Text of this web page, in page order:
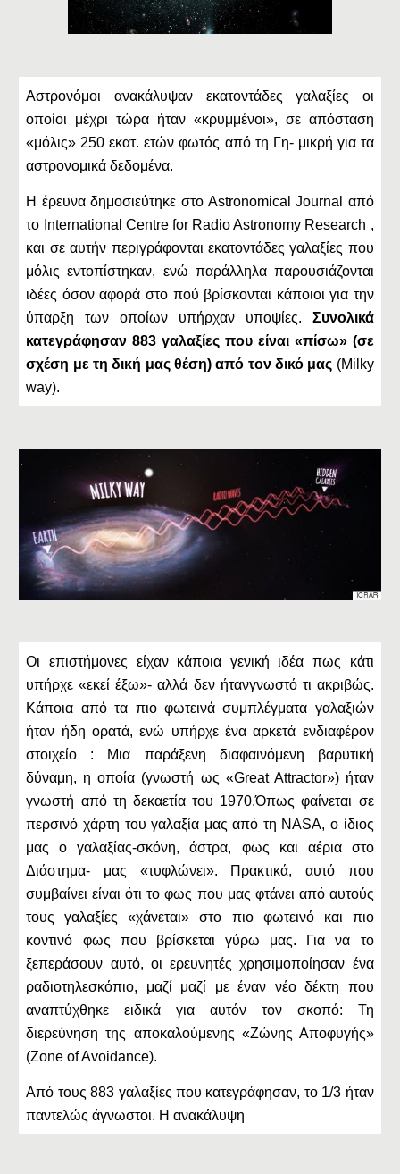
Αστρονόμοι ανακάλυψαν εκατοντάδες γαλαξίες οι
οποίοι μέχρι τώρα ήταν «κρυμμένοι», σε απόσταση
«μόλις» 250 εκατ. ετών φωτός από τη Γη- μικρή για τα
αστρονομικά δεδομένα.
Η έρευνα δημοσιεύτηκε στο Astronomical Journal από
το International Centre for Radio Astronomy Research ,
και σε αυτήν περιγράφονται εκατοντάδες γαλαξίες που
μόλις εντοπίστηκαν, ενώ παράλληλα παρουσιάζονται
ιδέες όσον αφορά στο πού βρίσκονται κάποιοι για την
ύπαρξη των οποίων υπήρχαν υποψίες. Συνολικά
κατεγράφησαν 883 γαλαξίες που είναι «πίσω» (σε
σχέση με τη δική μας θέση) από τον δικό μας (Milky
way).
Οι επιστήμονες είχαν κάποια γενική ιδέα πως κάτι
υπήρχε «εκεί έξω»- αλλά δεν ήτανγνωστό τι ακριβώς.
Κάποια από τα πιο φωτεινά συμπλέγματα γαλαξιών
ήταν ήδη ορατά, ενώ υπήρχε ένα αρκετά ενδιαφέρον
στοιχείο : Μια παράξενη διαφαινόμενη βαρυτική
δύναμη, η οποία (γνωστή ως «Great Attractor») ήταν
γνωστή από τη δεκαετία του 1970.Όπως φαίνεται σε
περσινό χάρτη του γαλαξία μας από τη NASA, ο ίδιος
μας ο γαλαξίας-σκόνη, άστρα, φως και αέρια στο
Διάστημα- μας «τυφλώνει». Πρακτικά, αυτό που
συμβαίνει είναι ότι το φως που μας φτάνει από αυτούς
τους γαλαξίες «χάνεται» στο πιο φωτεινό και πιο
κοντινό φως που βρίσκεται γύρω μας. Για να το
ξεπεράσουν αυτό, οι ερευνητές χρησιμοποίησαν ένα
ραδιοτηλεσκόπιο, μαζί μαζί με έναν νέο δέκτη που
αναπτύχθηκε ειδικά για αυτόν τον σκοπό: Τη
διερεύνηση της αποκαλούμενης «Ζώνης Αποφυγής»
(Zone of Avoidance).
Από τους 883 γαλαξίες που κατεγράφησαν, το 1/3 ήταν
παντελώς άγνωστοι. Η ανακάλυψη